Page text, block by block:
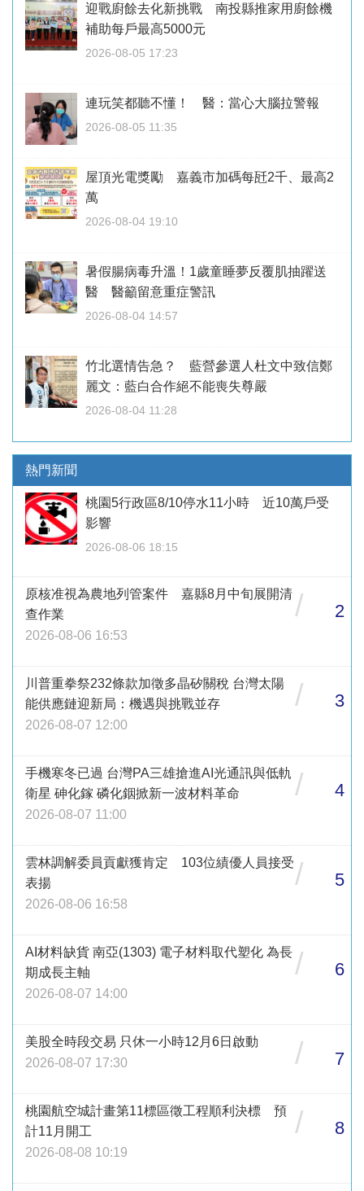
迎戰廚餘去化新挑戰 南投縣推家用廚餘機
補助每戶最高5000元
2026-08-05 17:23
連玩笑都聽不懂！ 醫：當心大腦拉警報
2026-08-05 11:35
屋頂光電獎勵 嘉義市加碼每瓩2千、最高2
萬
2026-08-04 19:10
暑假腸病毒升溫！1歲童睡夢反覆肌抽躍送
醫 醫籲留意重症警訊
2026-08-04 14:57
竹北選情告急？ 藍營參選人杜文中致信鄭
麗文：藍白合作絕不能喪失尊嚴
2026-08-04 11:28
熱門新聞
桃園5行政區8/10停水11小時 近10萬戶受
影響
2026-08-06 18:15
原核准視為農地列管案件 嘉縣8月中旬展開清
查作業
2026-08-06 16:53
/ 2
川普重拳祭232條款加徵多晶矽關稅 台灣太陽
能供應鏈迎新局：機遇與挑戰並存
2026-08-07 12:00
/ 3
手機寒冬已過 台灣PA三雄搶進AI光通訊與低軌
衛星 砷化鎵 磷化銦掀新一波材料革命
2026-08-07 11:00
/ 4
雲林調解委員貢獻獲肯定 103位績優人員接受
表揚
2026-08-06 16:58
/ 5
AI材料缺貨 南亞(1303) 電子材料取代塑化 為長
期成長主軸
2026-08-07 14:00
/ 6
美股全時段交易 只休一小時12月6日啟動
2026-08-07 17:30
/ 7
桃園航空城計畫第11標區徵工程順利決標 預
計11月開工
2026-08-08 10:19
/ 8